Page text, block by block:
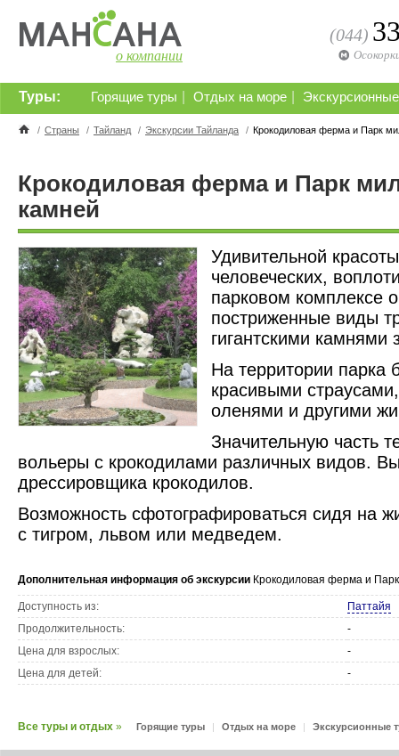
о компании
(044)
Горящие туры Отдых на море
Туры:
/ Страны / Тайланд / Экскурсии Тайланда / Крокодиловая ферма и Парк
Крокодиловая ферма и Парк
камней
Удивительной
человеческих,
парковом комплексе
постриженные виды
гигантскими
На территории парка
красивыми
оленями и другими
Значительную часть
вольеры с крокодилами различных видов.
дрессировщика крокодилов.
Возможность сфотографироваться сидя на
с тигром, львом или медведем.
Дополнительная информация об экскурсии Крокодиловая ферма и
Доступность из:
Паттайя
Продолжительность:
-
Цена для взрослых:
-
Цена для детей:
-
Все туры и отдых » Горящие туры | Отдых на море | Экскурсионные